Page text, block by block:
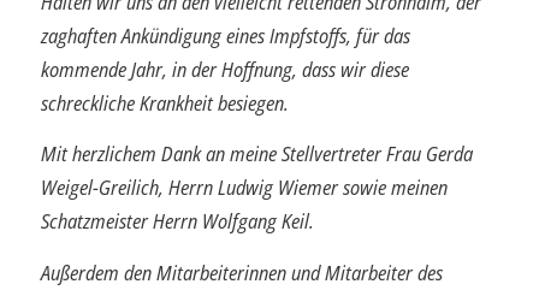
zaghaften Ankündigung eines Impfstoffs, für das
kommende Jahr, in der Hoffnung, dass wir diese
schreckliche Krankheit besiegen.
Mit herzlichem Dank an meine Stellvertreter Frau Gerda
Weigel-Greilich, Herrn Ludwig Wiemer sowie meinen
Schatzmeister Herrn Wolfgang Keil.
Außerdem den Mitarbeiterinnen und Mitarbeiter des